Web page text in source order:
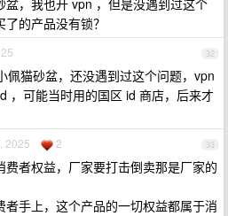
盆，我也开 vpn ，但是没遇到过这个
的产品没有锁？
32
佩猫砂盆，还没遇到过这个问题，vpn
，可能当时用的国区 id 商店，后来才
33
2025 2
者权益，厂家要打击倒卖那是厂家的
手上，这个产品的一切权益都属于消